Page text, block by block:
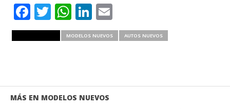
Facebook
Twitter
WhatsApp
LinkedIn
Email
MODELOS NUEVOS AUTOS NUEVOS
MÁS EN MODELOS NUEVOS